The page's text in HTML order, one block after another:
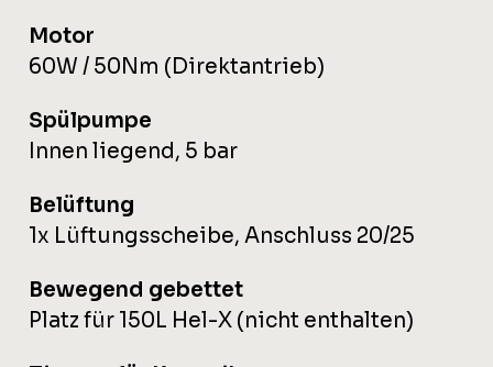
Motor
60W / 50Nm (Direktantrieb)
Spülpumpe
Innen liegend, 5 bar
Belüftung
1x Lüftungsscheibe, Anschluss 20/25
Bewegend gebettet
Platz für 150L Hel-X (nicht enthalten)